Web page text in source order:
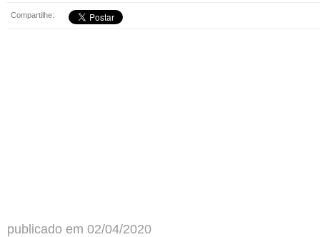
Compartilhe:
publicado em 02/04/2020